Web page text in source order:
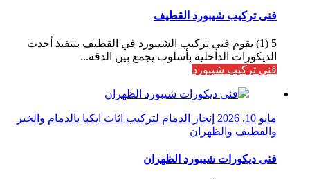
فنى تركيب شيبورد القطيف
5 (1) يقوم فني تركيب الشيبورد في القطيف بتنفيذ أحدث
الديكورات الداخلية بأسلوب يجمع بين الدقة...
فني تركيب شيبورد
مايو 10, 2026
إنجاز الدمام لتركيب اثاث ايكيا بالدمام والخبر
والقطيف والظهران
فنى ديكورات شيبورد الظهران